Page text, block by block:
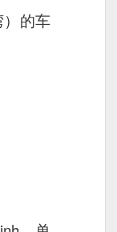
）的车